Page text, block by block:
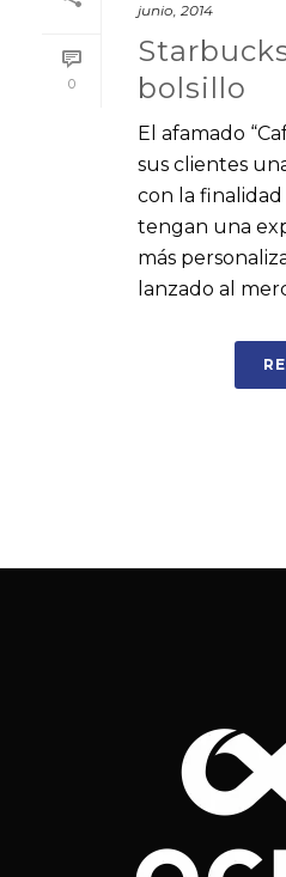
0
junio, 2014
bolsillo
El afamado
sus clientes
con la
tengan una
más
lanzado al